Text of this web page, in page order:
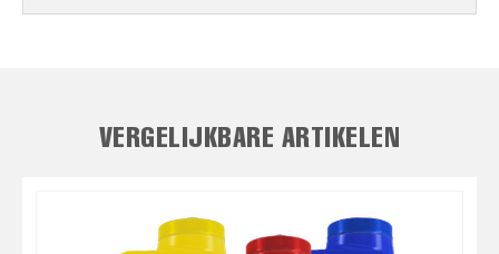
VERGELIJKBARE ARTIKELEN